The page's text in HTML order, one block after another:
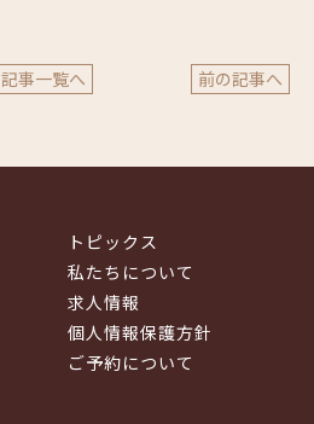
記事一覧へ 前の記事へ
トピックス
私たちについて
求人情報
個人情報保護方針
ご予約について